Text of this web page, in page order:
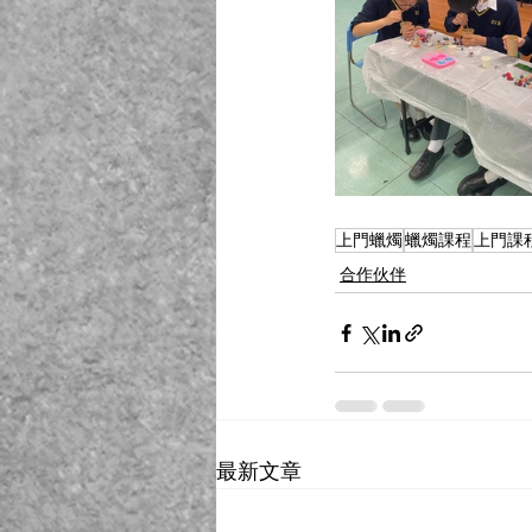
上門蠟燭蠟燭課程上門課
合作伙伴
最新文章